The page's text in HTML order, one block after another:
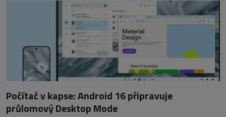
Počítač v kapse: Android 16 připravuje
průlomový Desktop Mode